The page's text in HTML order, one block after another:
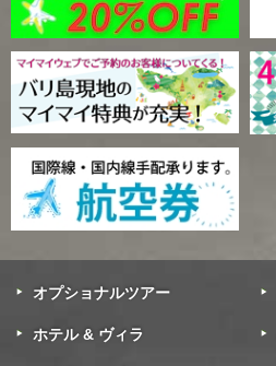
オプショナルツアー
ホテル & ヴィラ